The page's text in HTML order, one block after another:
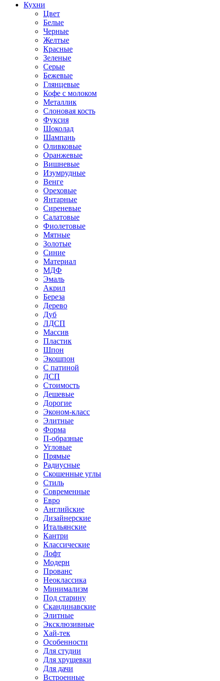
Кухни
Цвет
Белые
Черные
Желтые
Красные
Зеленые
Серые
Бежевые
Глянцевые
Кофе с молоком
Металлик
Слоновая кость
Фуксия
Шоколад
Шампань
Оливковые
Оранжевые
Вишневые
Изумрудные
Венге
Ореховые
Янтарные
Сиреневые
Салатовые
Фиолетовые
Мятные
Золотые
Синие
Материал
МДФ
Эмаль
Акрил
Береза
Дерево
Дуб
ЛДСП
Массив
Пластик
Шпон
Экошпон
С патиной
ДСП
Стоимость
Дешевые
Дорогие
Эконом-класс
Элитные
Форма
П-образные
Угловые
Прямые
Радиусные
Скошенные углы
Стиль
Современные
Евро
Английские
Дизайнерские
Итальянские
Кантри
Классические
Лофт
Модерн
Прованс
Неоклассика
Минимализм
Под старину
Скандинавские
Элитные
Эксклюзивные
Хай-тек
Особенности
Для студии
Для хрущевки
Для дачи
Встроенные